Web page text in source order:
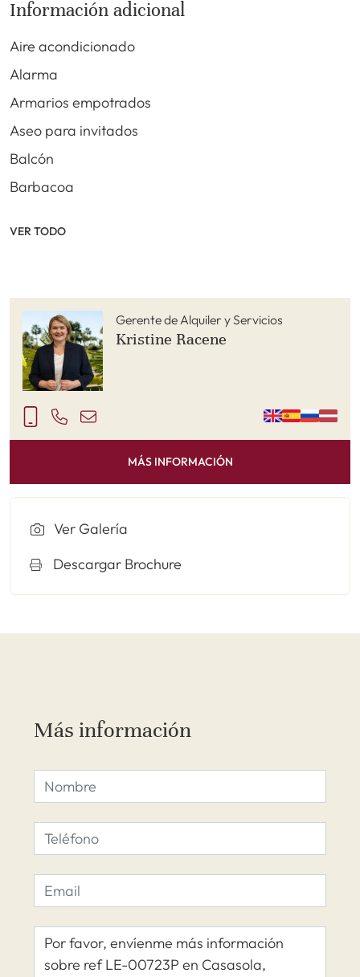
Información adicional
Aire acondicionado
Alarma
Armarios empotrados
Aseo para invitados
Balcón
Barbacoa
VER TODO
Gerente de Alquiler y Servicios
Kristine Racene
MÁS INFORMACIÓN
Ver Galería
Descargar Brochure
Más información